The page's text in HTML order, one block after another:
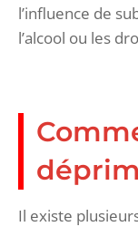
l’influence de
l’alcool ou les
Il existe